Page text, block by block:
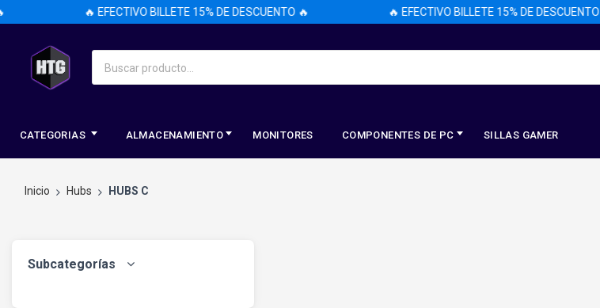
🔥 EFECTIVO BILLETE 15% DE DESCUENTO 🔥 🔥 EFECTIVO BILLETE 15% DE DESCUENTO 🔥
CATEGORIAS ALMACENAMIENTO MONITORES COMPONENTES DE PC SILLAS GAMER
Inicio Hubs HUBS C
Subcategorías